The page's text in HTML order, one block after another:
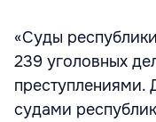
«Суды
239 уголовных
преступлениями.
судами